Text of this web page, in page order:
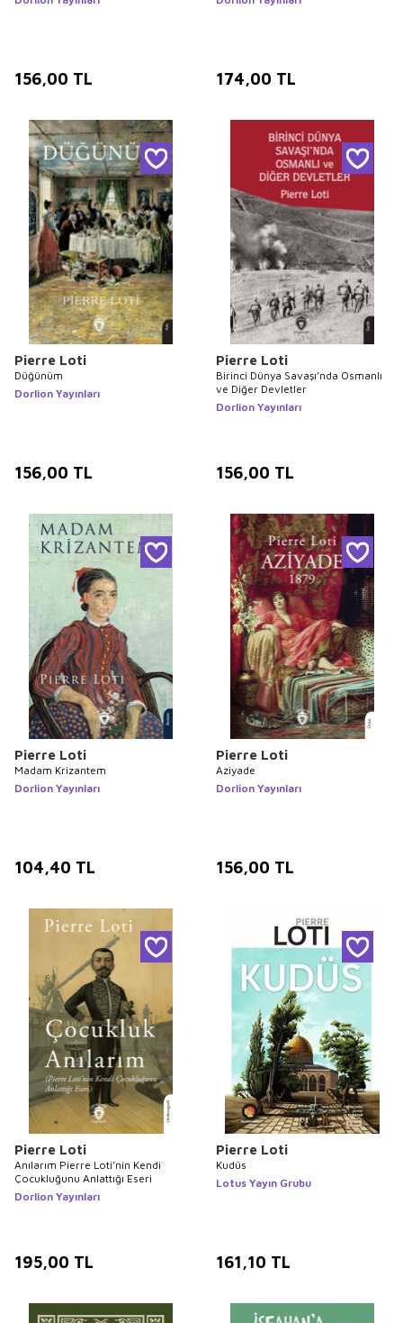
156,00 TL 174,00 TL
Pierre Loti
Düğünüm
Dorlion Yayınları
156,00 TL
Pierre Loti
Birinci Dünya Savaşı’nda Osmanlı
ve Diğer Devletler
Dorlion Yayınları
156,00 TL
Pierre Loti
Madam Krizantem
Dorlion Yayınları
104,40 TL
Pierre Loti
Aziyade
Dorlion Yayınları
156,00 TL
Pierre Loti
Anılarım Pierre Loti’nin Kendi
Çocukluğunu Anlattığı Eseri
Dorlion Yayınları
195,00 TL
Pierre Loti
Kudüs
Lotus Yayın Grubu
161,10 TL